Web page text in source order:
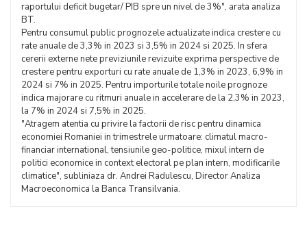
raportului deficit bugetar/ PIB spre un nivel de 3%", arata analiza
BT.
Pentru consumul public prognozele actualizate indica crestere cu
rate anuale de 3,3% in 2023 si 3,5% in 2024 si 2025. In sfera
cererii externe nete previziunile revizuite exprima perspective de
crestere pentru exporturi cu rate anuale de 1,3% in 2023, 6,9% in
2024 si 7% in 2025. Pentru importurile totale noile prognoze
indica majorare cu ritmuri anuale in accelerare de la 2,3% in 2023,
la 7% in 2024 si 7,5% in 2025.
"Atragem atentia cu privire la factorii de risc pentru dinamica
economiei Romaniei in trimestrele urmatoare: climatul macro-
financiar international, tensiunile geo-politice, mixul intern de
politici economice in context electoral pe plan intern, modificarile
climatice", subliniaza dr. Andrei Radulescu, Director Analiza
Macroeconomica la Banca Transilvania.